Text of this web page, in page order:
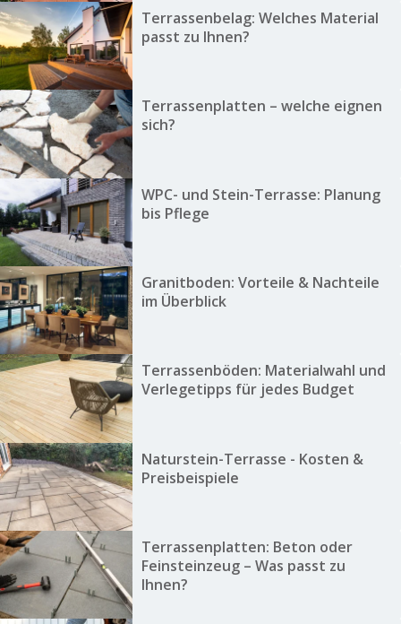
Terrassenbelag: Welches Material
passt zu Ihnen?
Terrassenplatten – welche eignen
sich?
WPC- und Stein-Terrasse: Planung
bis Pflege
Granitboden: Vorteile & Nachteile
im Überblick
Terrassenböden: Materialwahl und
Verlegetipps für jedes Budget
Naturstein-Terrasse - Kosten &
Preisbeispiele
Terrassenplatten: Beton oder
Feinsteinzeug – Was passt zu
Ihnen?